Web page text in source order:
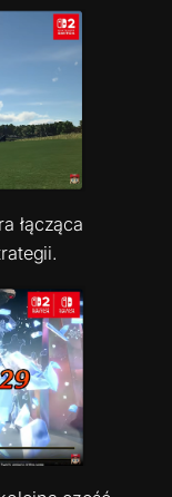
łącząca